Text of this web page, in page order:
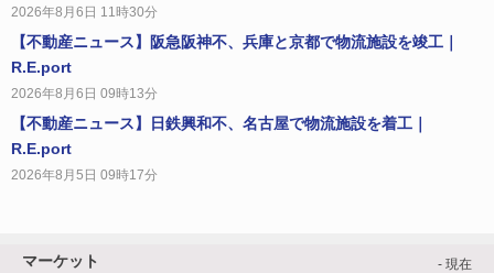
2026年8月6日 11時30分
【不動産ニュース】阪急阪神不、兵庫と京都で物流施設を竣工｜
R.E.port
2026年8月6日 09時13分
【不動産ニュース】日鉄興和不、名古屋で物流施設を着工｜
R.E.port
2026年8月5日 09時17分
マーケット - 現在